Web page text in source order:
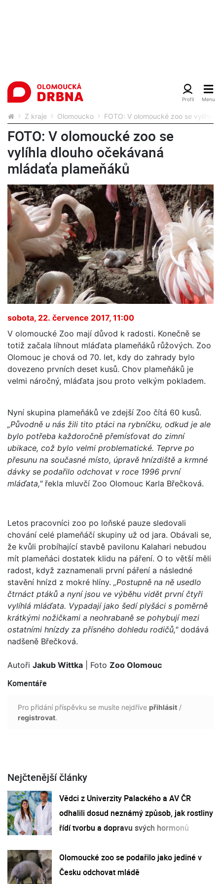
Z kraje Olomoucko FOTO: V olomoucké zoo se vylíhla
FOTO: V olomoucké zoo se
vylíhla dlouho očekávaná
mládaťa plameňáků
sobota, 22. července 2017, 11:00
V olomoucké Zoo mají důvod k radosti. Konečně se
totiž začala líhnout mláďata plameňáků růžových. Zoo
Olomouc je chová od 70. let, kdy do zahrady bylo
dovezeno prvních deset kusů. Chov plameňáků je
velmi náročný, mláďata jsou proto velkým pokladem.
Nyní skupina plameňáků ve zdejší Zoo čítá 60 kusů.
„Původně u nás žili tito ptáci na rybníčku, odkud je ale
bylo potřeba každoročně přemísťovat do zimní
ubikace, což bylo velmi problematické. Teprve po
přesunu na současné místo, úpravě hnízdiště a krmné
dávky se podařilo odchovat v roce 1996 první
mláďata,"řekla mluvčí Zoo Olomouc Karla Břečková.
Letos pracovníci zoo po loňské pauze sledovali
chování celé plameňáčí skupiny už od jara. Obávali se,
že kvůli probíhající stavbě pavilonu Kalahari nebudou
mít plameňáci dostatek klidu na páření. O to větší měli
radost, když zaznamenali první páření a následné
stavění hnízd z mokré hlíny. „Postupně na ně usedlo
čtrnáct ptáků a nyní jsou ve výběhu vidět první čtyři
vylíhlá mláďata. Vypadají jako šedí plyšáci s poměrně
krátkými nožičkami a neohrabaně se pohybují mezi
ostatními hnízdy za přísného dohledu rodičů," dodává
nadšeně Břečková.
Autoři Jakub Wittka | Foto Zoo Olomouc
Komentáře
Pro přidání příspěvku se musíte nejdříve přihlásit /
registrovat.
Nejčtenější články
Vědci z Univerzity Palackého a AV ČR
odhalili dosud neznámý způsob, jak rostliny
řídí tvorbu a dopravu svých hormonů
Olomoucké zoo se podařilo jako jediné v
Česku odchovat mládě